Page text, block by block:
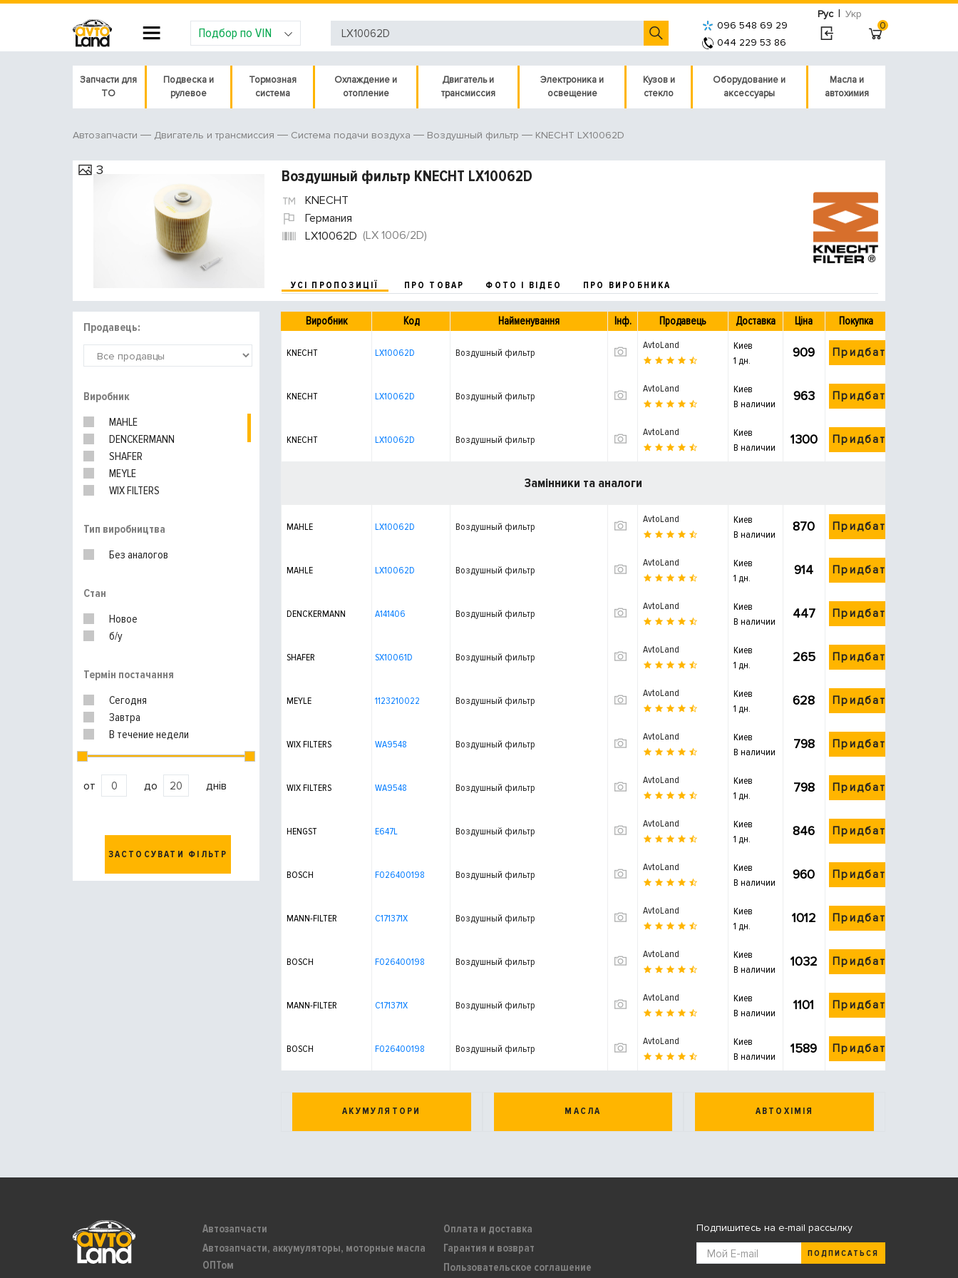
Рус | Укр
Подбор по VIN
096 548 69 29
044 229 53 86
0
Запчасти для
ТО
Подвеска и
рулевое
Тормозная
система
Охлаждение и
отопление
Двигатель и
трансмиссия
Электроника и
освещение
Кузов и
стекло
Оборудование и
аксессуары
Масла и
автохимия
Автозапчасти Двигатель и трансмиссия Система подачи воздуха Воздушный фильтр KNECHT LX10062D
3 Воздушный фильтр KNECHT LX10062D
KNECHT
Германия
LX10062D (LX 1006/2D)
УСІ ПРОПОЗИЦІЇ ПРО ТОВАР ФОТО І ВІДЕО ПРО ВИРОБНИКА
Продавець:
Виробник
MAHLE
DENCKERMANN
SHAFER
MEYLE
WIX FILTERS
MANN-FILTER
Тип виробництва
Без аналогов
Стан
Новое
б/у
Термін постачання
Сегодня
Завтра
В течение недели
от до днів
ЗАСТОСУВАТИ ФІЛЬТР
Виробник Код Найменування Інф. Продавець Доставка Ціна Покупка
KNECHT LX10062D Воздушный фильтр
AvtoLand
Киев
1 дн.
909 Придбати
KNECHT LX10062D Воздушный фильтр
AvtoLand
Киев
В наличии
963 Придбати
KNECHT LX10062D Воздушный фильтр
AvtoLand
Киев
В наличии
1300 Придбати
Замінники та аналоги
MAHLE LX10062D Воздушный фильтр
AvtoLand
Киев
В наличии
870 Придбати
MAHLE LX10062D Воздушный фильтр
AvtoLand
Киев
1 дн.
914 Придбати
DENCKERMANN A141406 Воздушный фильтр
AvtoLand
Киев
В наличии
447 Придбати
SHAFER SX10061D Воздушный фильтр
AvtoLand
Киев
1 дн.
265 Придбати
MEYLE 1123210022 Воздушный фильтр
AvtoLand
Киев
1 дн.
628 Придбати
WIX FILTERS WA9548 Воздушный фильтр
AvtoLand
Киев
В наличии
798 Придбати
WIX FILTERS WA9548 Воздушный фильтр
AvtoLand
Киев
1 дн.
798 Придбати
HENGST E647L Воздушный фильтр
AvtoLand
Киев
1 дн.
846 Придбати
BOSCH F026400198 Воздушный фильтр
AvtoLand
Киев
В наличии
960 Придбати
MANN-FILTER C171371X Воздушный фильтр
AvtoLand
Киев
1 дн.
1012 Придбати
BOSCH F026400198 Воздушный фильтр
AvtoLand
Киев
В наличии
1032 Придбати
MANN-FILTER C171371X Воздушный фильтр
AvtoLand
Киев
В наличии
1101 Придбати
BOSCH F026400198 Воздушный фильтр
AvtoLand
Киев
В наличии
1589 Придбати
АКУМУЛЯТОРИ МАСЛА АВТОХІМІЯ
Автозапчасти
Автозапчасти, аккумуляторы, моторные масла
ОПТом
Оплата и доставка
Гарантия и возврат
Пользовательское соглашение
Подпишитесь на e-mail рассылку
ПОДПИСАТЬСЯ